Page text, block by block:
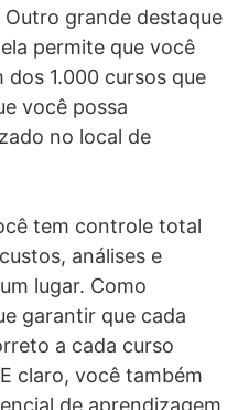
grande destaque
permite que você
dos 1.000 cursos que
você possa
no local de
tem controle total
análises e
lugar. Como
garantir que cada
a cada curso
claro, você também
de aprendizagem